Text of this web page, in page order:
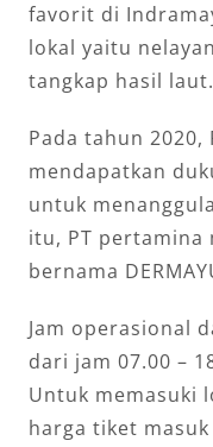
favorit di
lokal yaitu
tangkap hasil laut.
Pada tahun 2020,
mendapatkan
untuk
itu, PT pertamina
bernama
Jam operasional
dari jam 07.00 –
Untuk memasuki
harga tiket